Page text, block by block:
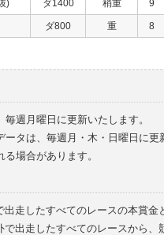
) ダ1400 稍重 9
ダ800 重 8
週月曜日に更新いたします。
タは、毎週月・木・日曜日に更
場合があります。
出走したすべてのレースの本賞金
で出走したすべてのレースから、